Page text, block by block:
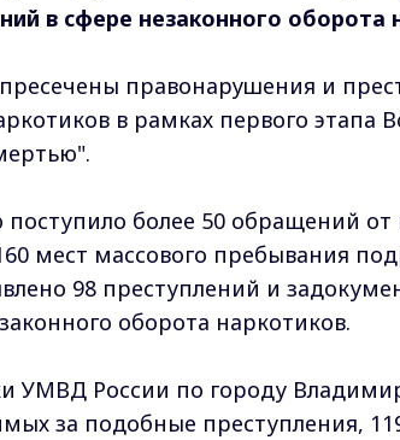
в сфере незаконного оборота
правонарушения и
в рамках первого этапа
более 50 обращений
мест массового пребывания
98 преступлений и
оборота наркотиков.
УМВД России по городу
за подобные преступления,